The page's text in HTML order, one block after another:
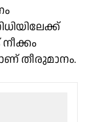
നീക്കം
തീരുമാനം.